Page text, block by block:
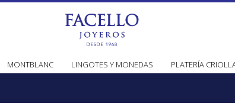
MONTBLANC LINGOTES Y MONEDAS PLATERÍA